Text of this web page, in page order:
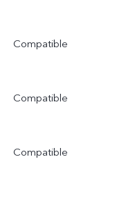
Compatible
Compatible
Compatible